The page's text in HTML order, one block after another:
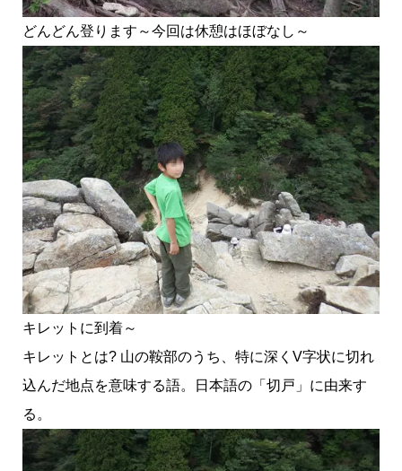
どんどん登ります～今回は休憩はほぼなし～
キレットに到着～
キレットとは? 山の鞍部のうち、特に深くV字状に切れ
込んだ地点を意味する語。日本語の「切戸」に由来す
る。